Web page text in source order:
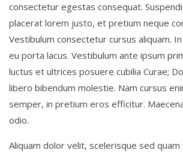
consectetur egestas consequat.
placerat lorem justo, et pretium neque
Vestibulum consectetur cursus aliquam.
eu porta lacus. Vestibulum ante ipsum
luctus et ultrices posuere cubilia Curae;
libero bibendum molestie. Nam cursus
semper, in pretium eros efficitur.
odio.
Aliquam dolor velit, scelerisque sed quam